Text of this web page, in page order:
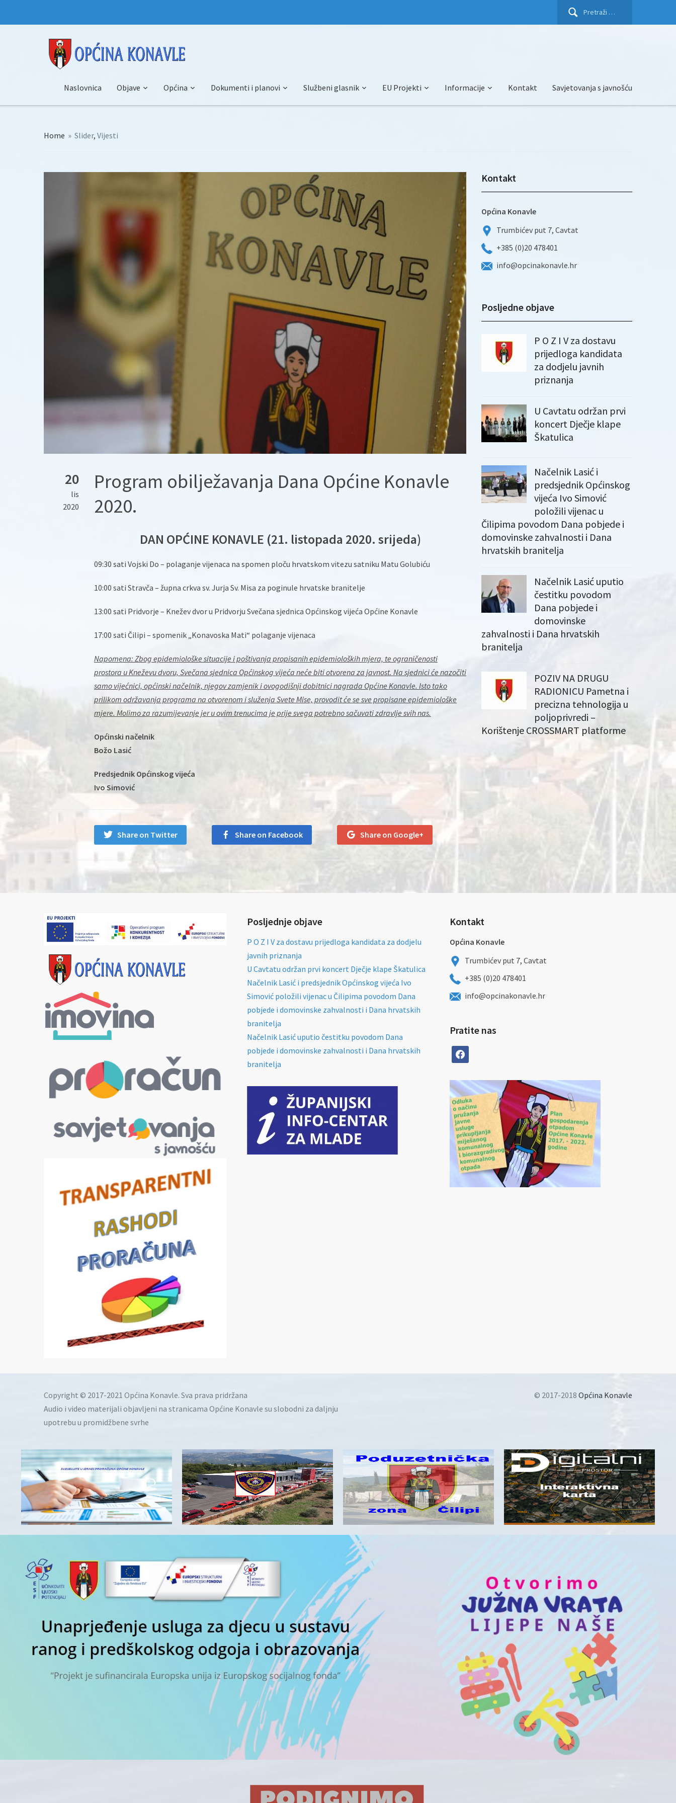
Pretraži:
Naslovnica Objave Općina Dokumenti i planovi Službeni glasnik EU Projekti Informacije Kontakt Savjetovanja s javnošću
Home » Slider, Vijesti
20
lis
2020
Program obilježavanja Dana Općine Konavle
2020.
DAN OPĆINE KONAVLE (21. listopada 2020. srijeda)
09:30 sati Vojski Do – polaganje vijenaca na spomen ploču hrvatskom vitezu satniku Matu Golubiću
10:00 sati Stravča – župna crkva sv. Jurja Sv. Misa za poginule hrvatske branitelje
13:00 sati Pridvorje – Knežev dvor u Pridvorju Svečana sjednica Općinskog vijeća Općine Konavle
17:00 sati Čilipi – spomenik „Konavoska Mati“ polaganje vijenaca
Napomena: Zbog epidemiološke situacije i poštivanja propisanih epidemioloških mjera, te ograničenosti
prostora u Kneževu dvoru, Svečana sjednica Općinskog vijeća neće biti otvorena za javnost. Na sjednici će nazočiti
samo vijećnici, općinski načelnik, njegov zamjenik i ovogodišnji dobitnici nagrada Općine Konavle. Isto tako
prilikom održavanja programa na otvorenom i služenja Svete Mise, provodit će se sve propisane epidemiološke
mjere. Molimo za razumijevanje jer u ovim trenucima je prije svega potrebno sačuvati zdravlje svih nas.
Općinski načelnik
Božo Lasić
Predsjednik Općinskog vijeća
Ivo Simović
Share on Twitter Share on Facebook Share on Google+
Kontakt
Općina Konavle
Trumbićev put 7, Cavtat
+385 (0)20 478401
info@opcinakonavle.hr
Posljedne objave
P O Z I V za dostavu
prijedloga kandidata
za dodjelu javnih
priznanja
U Cavtatu održan prvi
koncert Dječje klape
Škatulica
Načelnik Lasić i
predsjednik Općinskog
vijeća Ivo Simović
položili vijenac u
Čilipima povodom Dana pobjede i
domovinske zahvalnosti i Dana
hrvatskih branitelja
Načelnik Lasić uputio
čestitku povodom
Dana pobjede i
domovinske
zahvalnosti i Dana hrvatskih
branitelja
POZIV NA DRUGU
RADIONICU Pametna i
precizna tehnologija u
poljoprivredi –
Korištenje CROSSMART platforme
Posljednje objave
P O Z I V za dostavu prijedloga kandidata za dodjelu
javnih priznanja
U Cavtatu održan prvi koncert Dječje klape Škatulica
Načelnik Lasić i predsjednik Općinskog vijeća Ivo
Simović položili vijenac u Čilipima povodom Dana
pobjede i domovinske zahvalnosti i Dana hrvatskih
branitelja
Načelnik Lasić uputio čestitku povodom Dana
pobjede i domovinske zahvalnosti i Dana hrvatskih
branitelja
Kontakt
Općina Konavle
Trumbićev put 7, Cavtat
+385 (0)20 478401
info@opcinakonavle.hr
Pratite nas
facebook
Copyright © 2017-2021 Općina Konavle. Sva prava pridržana
Audio i video materijali objavljeni na stranicama Općine Konavle su slobodni za daljnju
upotrebu u promidžbene svrhe
© 2017-2018 Općina Konavle